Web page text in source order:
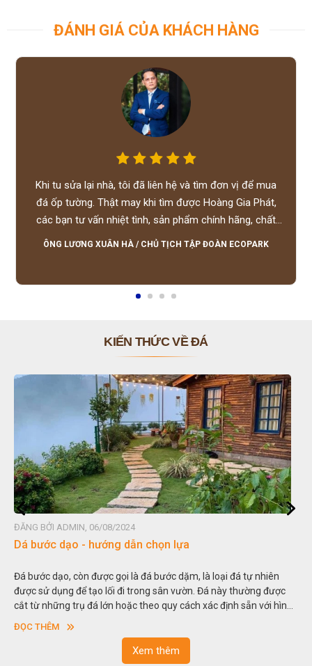
ĐÁNH GIÁ CỦA KHÁCH HÀNG
Khi tu sửa lại nhà, tôi đã liên hệ và tìm đơn vị để mua
đá ốp tường. Thật may khi tìm được Hoàng Gia Phát,
các bạn tư vấn nhiệt tình, sản phẩm chính hãng, chất
lượng tốt, giá hợp lý, hỗ trợ tận tình.
ÔNG LƯƠNG XUÂN HÀ / CHỦ TỊCH TẬP ĐOÀN ECOPARK
KIẾN THỨC VỀ ĐÁ
ĐĂNG BỞI ADMIN, 06/08/2024
Đá non bộ - cách lựa chọn non bộ đẹp
Hòn non bộ được biết đến là một nghệ thuật xây dựng, sắp đặt,
thu nhỏ, đưa mô hình những ngọn núi to lớn ngoài tự nhiên vào
trong các vườn cảnh. Hay nói một cách khác, người ta gọi là “giả
sơn”. Nghệ thuật hòn non bộ nhằm phục vụ cho mục đích thưởng
ngoạn và phong thủy trong cuộc sống.
ĐỌC THÊM
Xem thêm